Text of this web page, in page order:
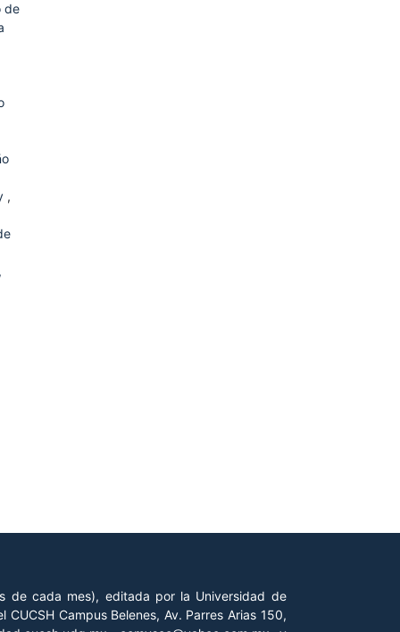
de
,
de cada mes), editada por la Universidad de
Campus Belenes, Av. Parres Arias 150,